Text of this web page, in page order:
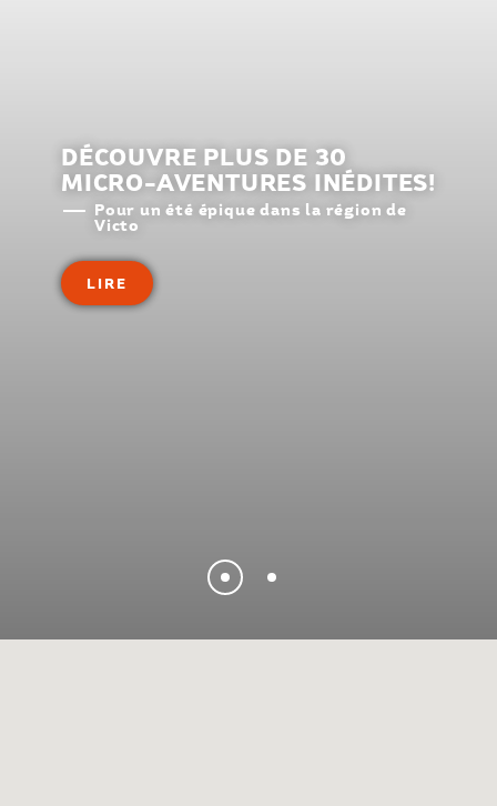
DÉCOUVRE PLUS DE 30
MICRO-AVENTURES INÉDITES!
Pour un été épique dans la région de
Victo
LIRE